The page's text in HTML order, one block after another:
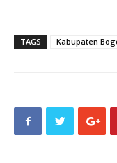
TAGS Kabupaten